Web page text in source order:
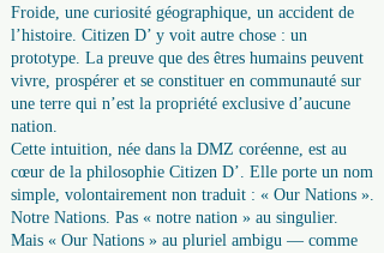
Froide, une curiosité géographique, un accident de
l’histoire. Citizen D’ y voit autre chose : un
prototype. La preuve que des êtres humains peuvent
vivre, prospérer et se constituer en communauté sur
une terre qui n’est la propriété exclusive d’aucune
nation.
Cette intuition, née dans la DMZ coréenne, est au
cœur de la philosophie Citizen D’. Elle porte un nom
simple, volontairement non traduit : « Our Nations ».
Notre Nations. Pas « notre nation » au singulier.
Mais « Our Nations » au pluriel ambigu — comme